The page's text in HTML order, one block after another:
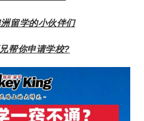
留学的小伙伴们
帮你申请学校?